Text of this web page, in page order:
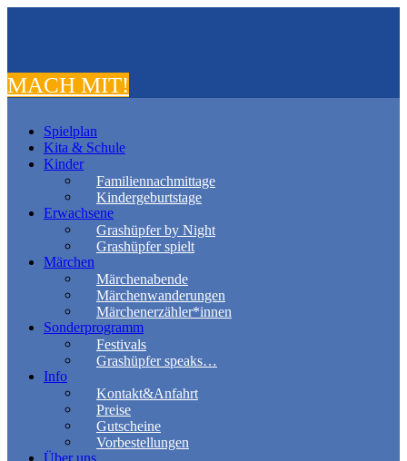
MACH MIT!
Spielplan
Kita & Schule
Kinder
Familiennachmittage
Kindergeburtstage
Erwachsene
Grashüpfer by Night
Grashüpfer spielt
Märchen
Märchenabende
Märchenwanderungen
Märchenerzähler*innen
Sonderprogramm
Festivals
Grashüpfer speaks…
Info
Kontakt&Anfahrt
Preise
Gutscheine
Vorbestellungen
Über uns